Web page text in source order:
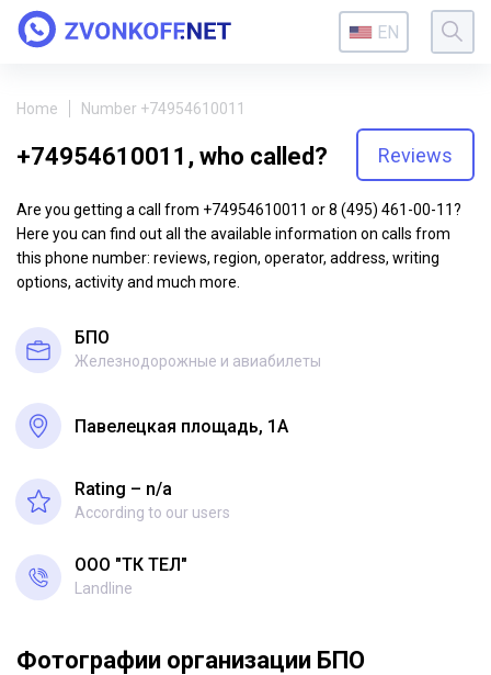
EN
Home Number +74954610011
+74954610011, who called? Reviews
Are you getting a call from +74954610011 or 8 (495) 461-00-11?
Here you can find out all the available information on calls from
this phone number: reviews, region, operator, address, writing
options, activity and much more.
БПО
Железнодорожные и авиабилеты
Павелецкая площадь, 1А
Rating – n/a
According to our users
ООО "ТК ТЕЛ"
Landline
Фотографии организации БПО